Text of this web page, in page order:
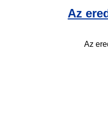
Az
Az